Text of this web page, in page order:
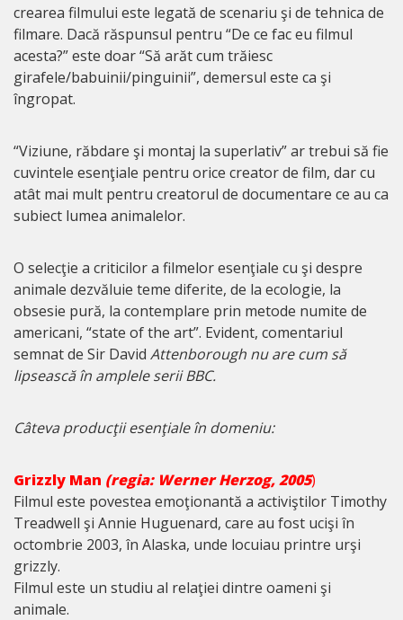
crearea filmului este legată de scenariu şi de tehnica de
filmare. Dacă răspunsul pentru “De ce fac eu filmul
acesta?” este doar “Să arăt cum trăiesc
girafele/babuinii/pinguinii”, demersul este ca şi
îngropat.
“Viziune, răbdare şi montaj la superlativ” ar trebui să fie
cuvintele esenţiale pentru orice creator de film, dar cu
atât mai mult pentru creatorul de documentare ce au ca
subiect lumea animalelor.
O selecţie a criticilor a filmelor esenţiale cu şi despre
animale dezvăluie teme diferite, de la ecologie, la
obsesie pură, la contemplare prin metode numite de
americani, “state of the art”. Evident, comentariul
semnat de Sir David Attenborough nu are cum să
lipsească în amplele serii BBC.
Câteva producţii esenţiale în domeniu:
Grizzly Man (regia: Werner Herzog, 2005)
Filmul este povestea emoţionantă a activiştilor Timothy
Treadwell şi Annie Huguenard, care au fost ucişi în
octombrie 2003, în Alaska, unde locuiau printre urşi
grizzly.
Filmul este un studiu al relaţiei dintre oameni şi
animale.